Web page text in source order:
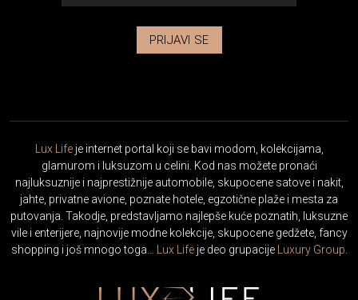
PRIJAVI SE
Lux Lifeje internet portal koji se bavi modom, kolekcijama,
glamurom i luksuzom u celini. Kod nas možete pronaći
najluksuznije i najprestižnije automobile, skupocene satove i nakit,
jahte, privatne avione, poznate hotele, egzotične plaže i mesta za
putovanja. Takodje, predstavljamo najlepše kuće poznatih, luksuzne
vile i enterijere, najnovije modne kolekcije, skupocene gedžete, fancy
shopping i još mnogo toga…
Lux Lifeje deo grupacije Luxury Group